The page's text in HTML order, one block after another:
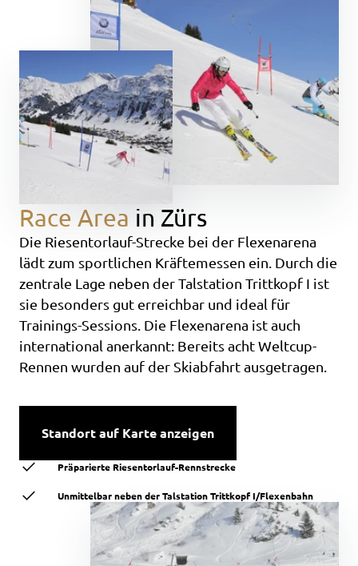
Race Area in Zürs
Die Riesentorlauf-Strecke bei der Flexenarena
lädt zum sportlichen Kräftemessen ein. Durch die
zentrale Lage neben der Talstation Trittkopf I ist
sie besonders gut erreichbar und ideal für
Trainings-Sessions. Die Flexenarena ist auch
international anerkannt: Bereits acht Weltcup-
Rennen wurden auf der Skiabfahrt ausgetragen.
Standort auf Karte anzeigen
Präparierte Riesentorlauf-Rennstrecke
Unmittelbar neben der Talstation Trittkopf I/Flexenbahn